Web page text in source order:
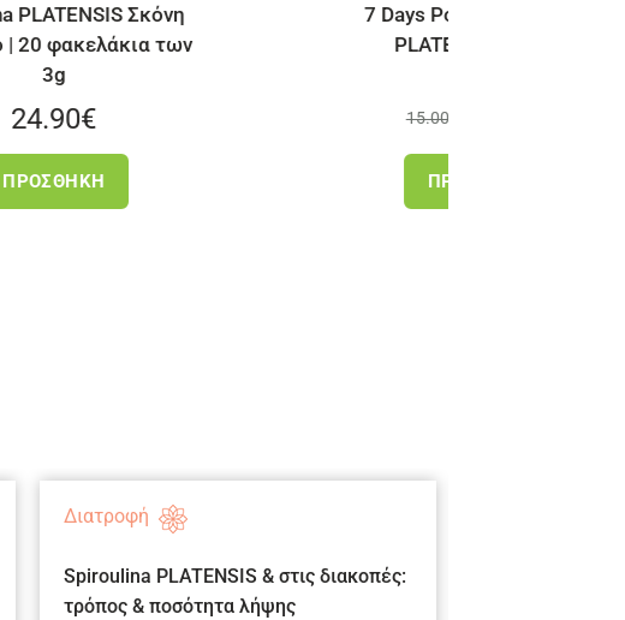
7 Days Power | Spiroulina
PLATENSIS tab 1g
Διατροφή
Spiroulina PLATENSIS & στις διακοπές:
τρόπος & ποσότητα λήψης